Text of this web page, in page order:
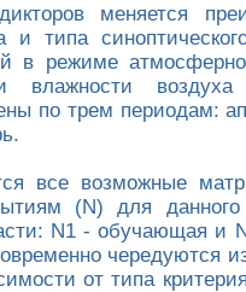
меняется
и типа
в режиме
влажности
по трем периодам:
все возможные
(N) для
N1 - обучающая и
чередуются
от типа